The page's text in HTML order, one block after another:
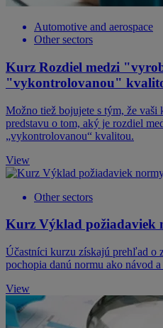
Automotive and aerospace
Other sectors
Kurz Rozdiel medzi
"vykontrolovanou"
Možno tiež bojujete s tým, že vaši
predstavu o tom, aký je rozdiel
„vykontrolovanou“ kvalitou.
View
Other sectors
Kurz Výklad požiadaviek
Účastníci kurzu získajú prehľad o
pochopia danú normu ako návod
View